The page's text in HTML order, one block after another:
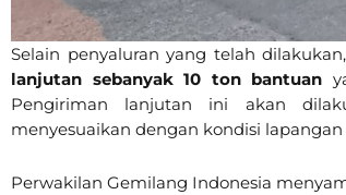
Selain penyaluran yang telah
lanjutan sebanyak 10 ton bantuan
Pengiriman lanjutan ini akan
menyesuaikan dengan kondisi
Perwakilan Gemilang Indonesia